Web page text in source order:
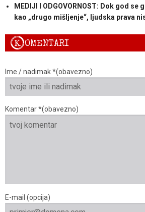
MEDIJI I ODGOVORNOST: Dok god
kao „drugo mišljenje“, ljudska prava
KOMENTARI
Ime / nadimak *(obavezno)
Komentar *(obavezno)
E-mail (opcija)